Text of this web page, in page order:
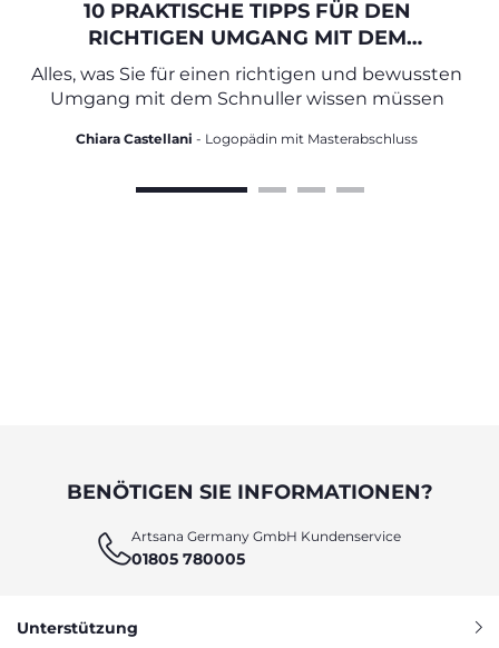
10 PRAKTISCHE TIPPS FÜR DEN
RICHTIGEN UMGANG MIT DEM
SCHNULLER
Alles, was Sie für einen richtigen und bewussten
Umgang mit dem Schnuller wissen müssen
Chiara Castellani - Logopädin mit Masterabschluss
BENÖTIGEN SIE INFORMATIONEN?
Artsana Germany GmbH Kundenservice
01805 780005
Unterstützung